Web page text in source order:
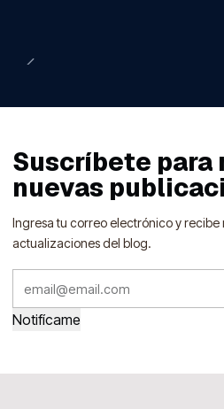
Suscríbete para
nuevas
Ingresa tu correo electrónico y recibe
actualizaciones del blog.
Notifícame